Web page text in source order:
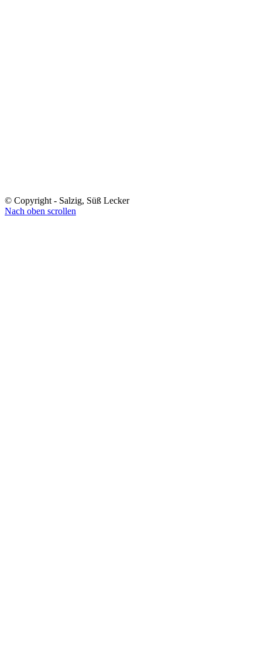
© Copyright - Salzig, Süß Lecker
Nach oben scrollen